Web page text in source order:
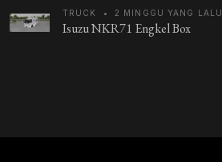
TRUCK • 2 MINGGU YANG LALU
Isuzu NKR71 Engkel Box